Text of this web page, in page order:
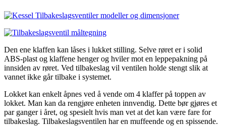
Den ene klaffen kan låses i lukket stilling. Selve røret er i solid
ABS-plast og klaffene henger og hviler mot en leppepakning på
innsiden av røret. Ved tilbakeslag vil ventilen holde stengt slik at
vannet ikke går tilbake i systemet.
Lokket kan enkelt åpnes ved å vende om 4 klaffer på toppen av
lokket. Man kan da rengjøre enheten innvendig. Dette bør gjøres et
par ganger i året, og spesielt hvis man vet at det kan være fare for
tilbakeslag. Tilbakeslagsventilen har en muffeende og en spissende.